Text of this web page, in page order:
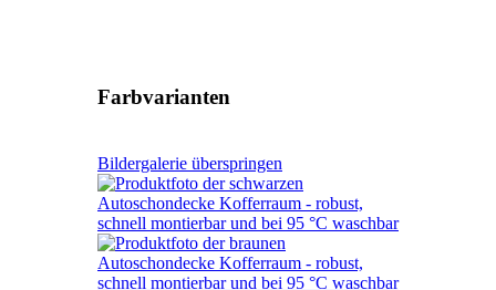
Farbvarianten
Bildergalerie überspringen